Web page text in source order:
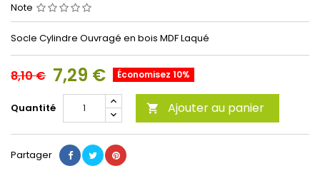
Note
Socle Cylindre Ouvragé en bois MDF Laqué
8,10 € 7,29 € Économisez 10%
Quantité  Ajouter au panier
Partager